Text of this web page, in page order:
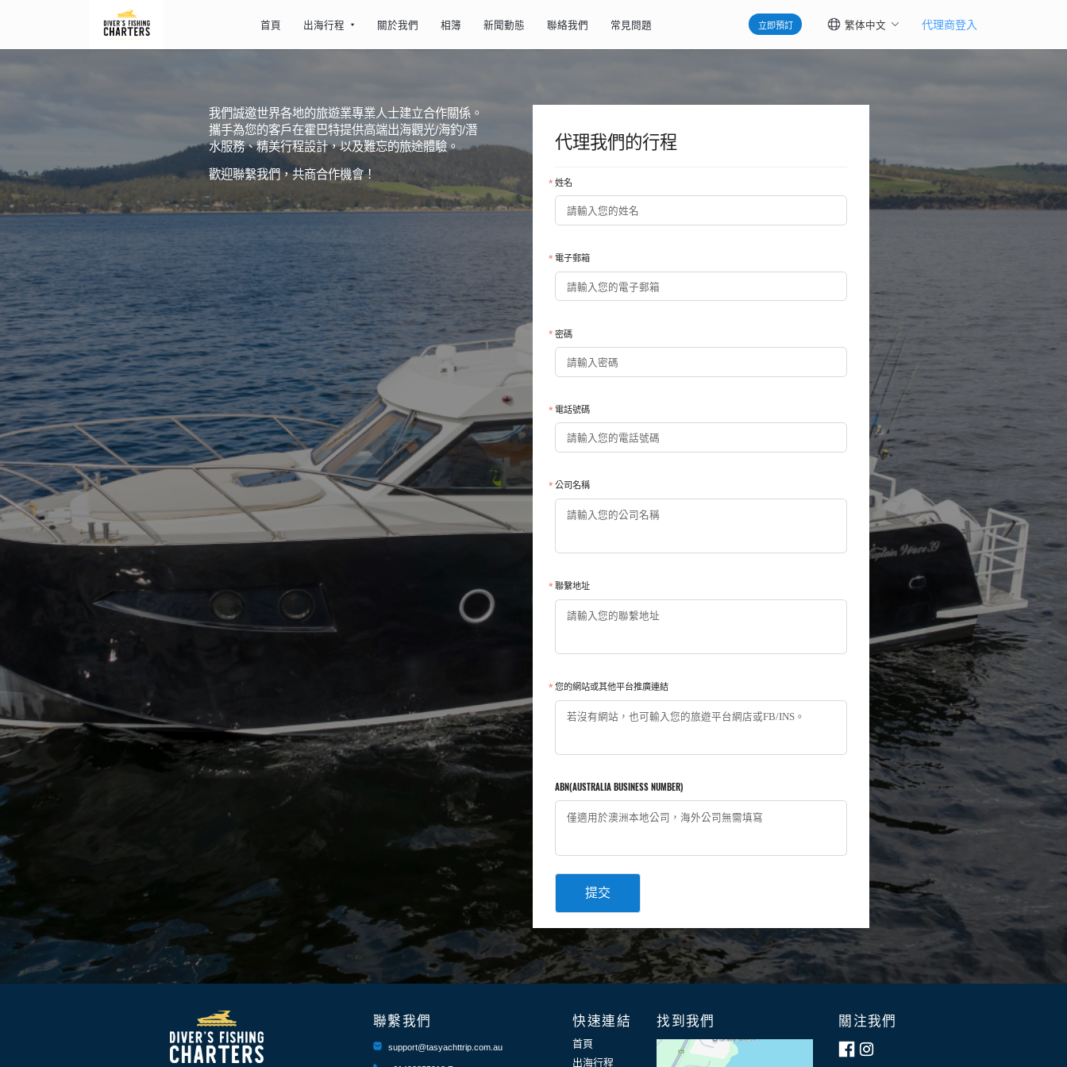
首頁 出海行程 關於我們 相簿 新聞動態 聯絡我們 常見問題 立即預訂 繁体中文 代理商登入
我們誠邀世界各地的旅遊業專業人士建立合作關係。
攜手為您的客戶在霍巴特提供高端出海觀光/海釣/潛
水服務、精美行程設計，以及難忘的旅途體驗。
歡迎聯繫我們，共商合作機會！
代理我們的行程
姓名
電子郵箱
密碼
電話號碼
公司名稱
聯繫地址
您的網站或其他平台推廣連結
ABN(AUSTRALIA BUSINESS NUMBER)
提交
聯繫我們
support@tasyachttrip.com.au
快速連結
首頁
出海行程
找到我們 關注我們